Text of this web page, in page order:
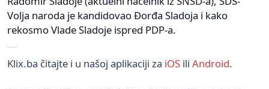
Volja naroda je kandidovao Đorđa Sladoja i kako
rekosmo Vlade Sladoje ispred PDP-a.
Klix.ba čitajte i u našoj aplikaciji za iOS ili Android.